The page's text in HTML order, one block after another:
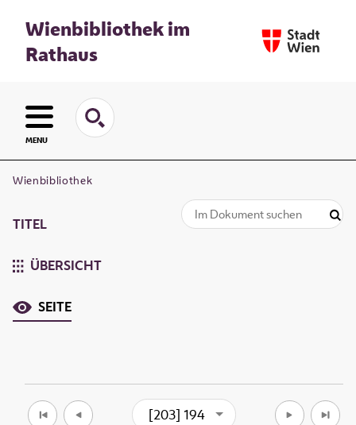
Wienbibliothek im
Rathaus
MENU
Wienbibliothek
TITEL
ÜBERSICHT
SEITE
[203] 194